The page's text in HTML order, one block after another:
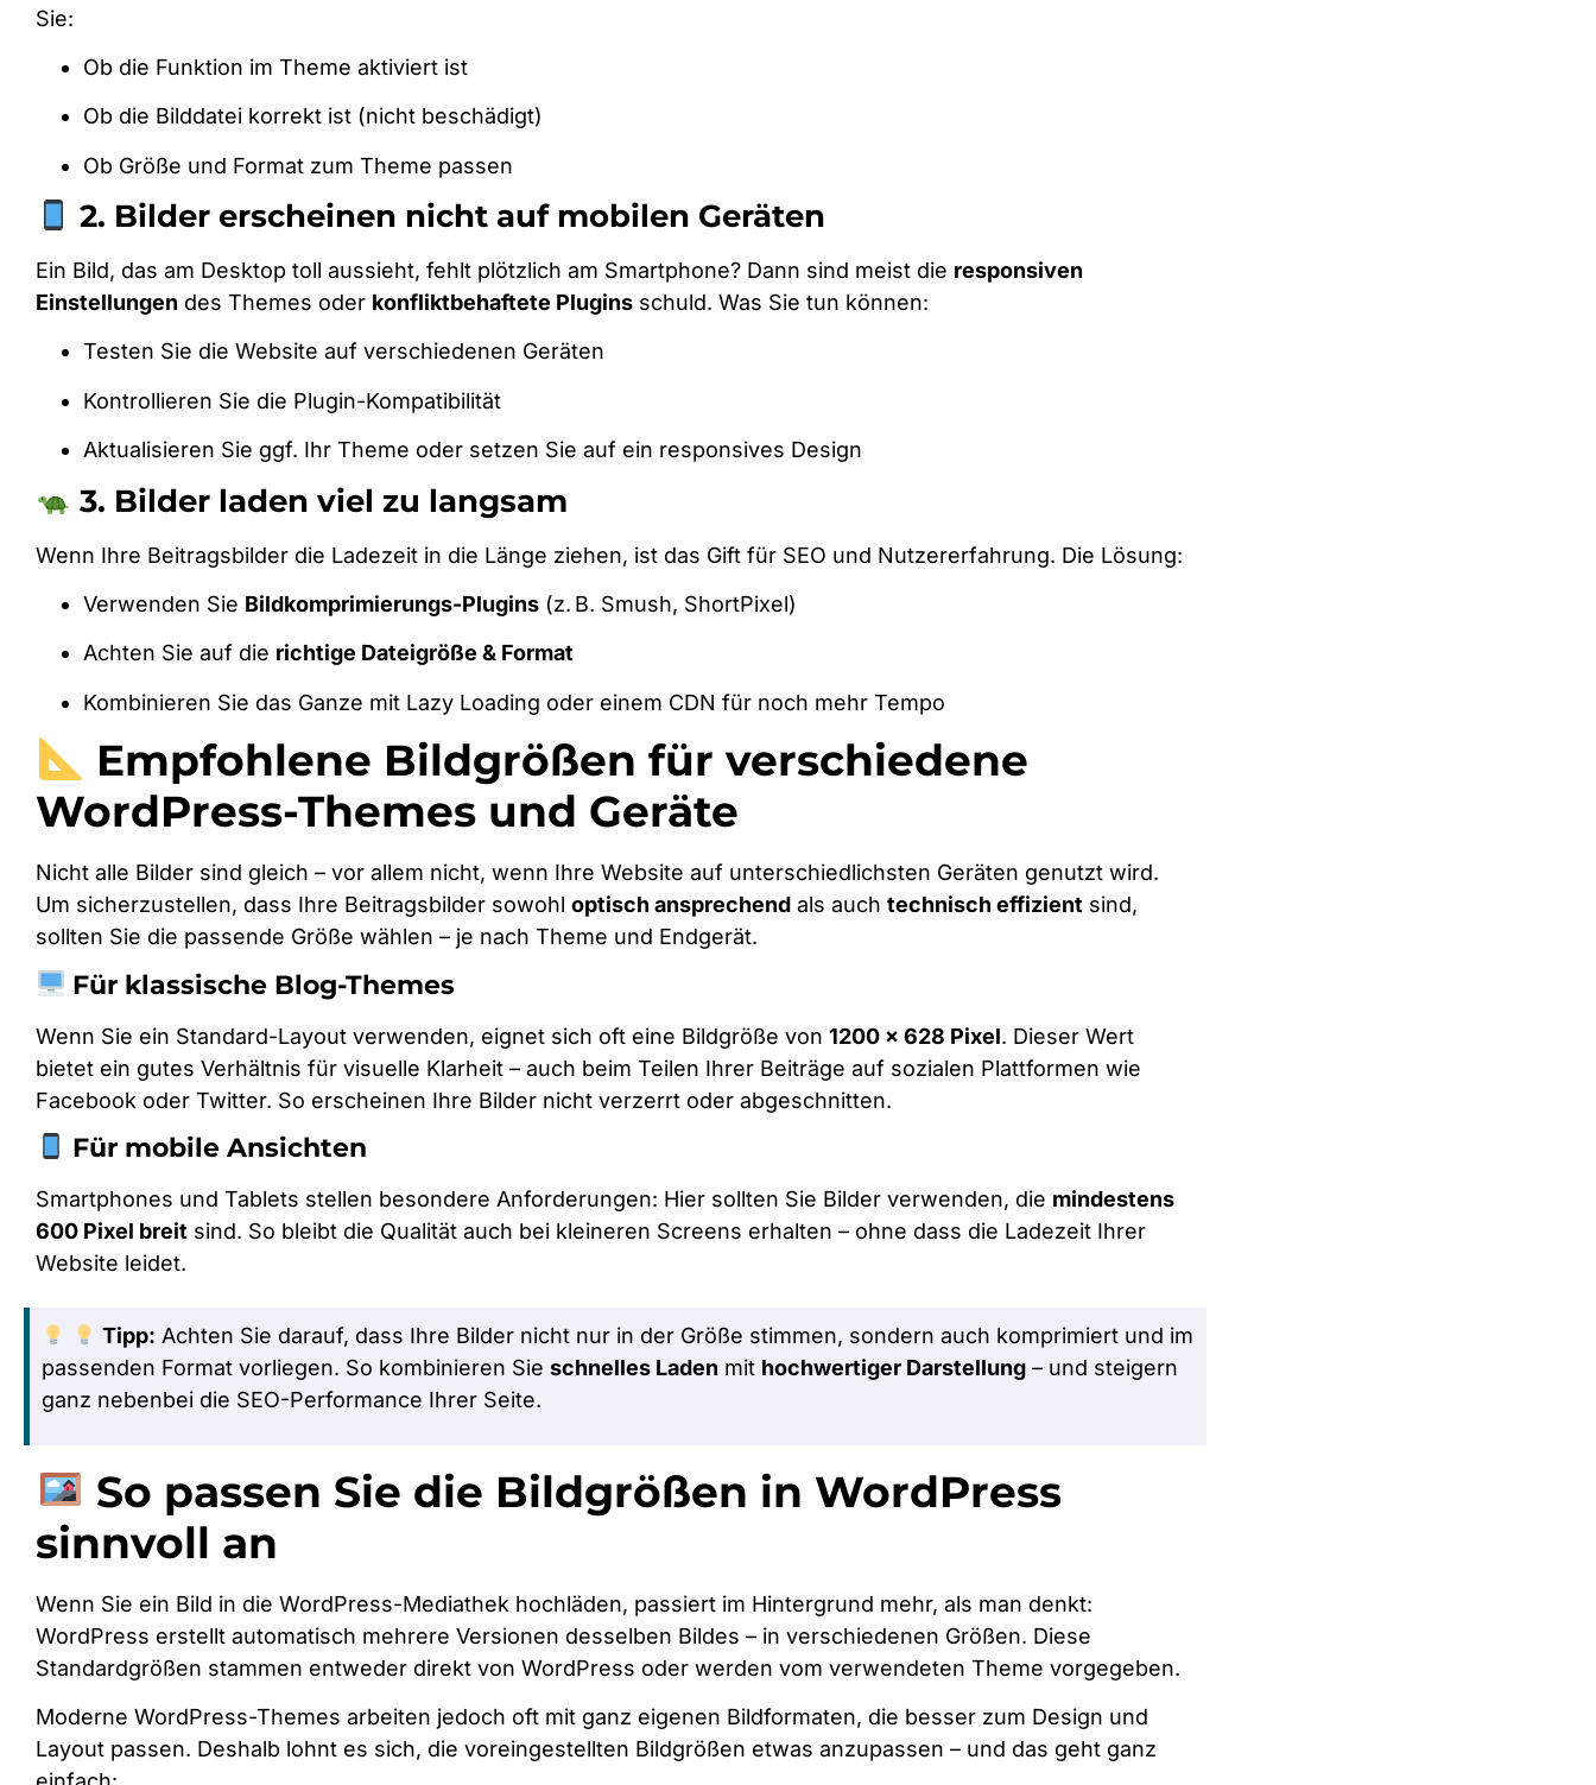
Sie:
Ob die Funktion im Theme aktiviert ist
Ob die Bilddatei korrekt ist (nicht beschädigt)
Ob Größe und Format zum Theme passen
2. Bilder erscheinen nicht auf mobilen Geräten
Ein Bild, das am Desktop toll aussieht, fehlt plötzlich am Smartphone? Dann sind meist die responsiven
Einstellungen des Themes oder konfliktbehaftete Plugins schuld. Was Sie tun können:
Testen Sie die Website auf verschiedenen Geräten
Kontrollieren Sie die Plugin-Kompatibilität
Aktualisieren Sie ggf. Ihr Theme oder setzen Sie auf ein responsives Design
3. Bilder laden viel zu langsam
Wenn Ihre Beitragsbilder die Ladezeit in die Länge ziehen, ist das Gift für SEO und Nutzererfahrung. Die Lösung:
Verwenden Sie Bildkomprimierungs-Plugins (z. B. Smush, ShortPixel)
Achten Sie auf die richtige Dateigröße & Format
Kombinieren Sie das Ganze mit Lazy Loading oder einem CDN für noch mehr Tempo
Empfohlene Bildgrößen für verschiedene
WordPress-Themes und Geräte
Nicht alle Bilder sind gleich – vor allem nicht, wenn Ihre Website auf unterschiedlichsten Geräten genutzt wird.
Um sicherzustellen, dass Ihre Beitragsbilder sowohl optisch ansprechend als auch technisch effizient sind,
sollten Sie die passende Größe wählen – je nach Theme und Endgerät.
Für klassische Blog-Themes
Wenn Sie ein Standard-Layout verwenden, eignet sich oft eine Bildgröße von 1200 × 628 Pixel. Dieser Wert
bietet ein gutes Verhältnis für visuelle Klarheit – auch beim Teilen Ihrer Beiträge auf sozialen Plattformen wie
Facebook oder Twitter. So erscheinen Ihre Bilder nicht verzerrt oder abgeschnitten.
Für mobile Ansichten
Smartphones und Tablets stellen besondere Anforderungen: Hier sollten Sie Bilder verwenden, die mindestens
600 Pixel breit sind. So bleibt die Qualität auch bei kleineren Screens erhalten – ohne dass die Ladezeit Ihrer
Website leidet.
Tipp: Achten Sie darauf, dass Ihre Bilder nicht nur in der Größe stimmen, sondern auch komprimiert und im
passenden Format vorliegen. So kombinieren Sie schnelles Laden mit hochwertiger Darstellung – und steigern
ganz nebenbei die SEO-Performance Ihrer Seite.
So passen Sie die Bildgrößen in WordPress
sinnvoll an
Wenn Sie ein Bild in die WordPress-Mediathek hochläden, passiert im Hintergrund mehr, als man denkt:
WordPress erstellt automatisch mehrere Versionen desselben Bildes – in verschiedenen Größen. Diese
Standardgrößen stammen entweder direkt von WordPress oder werden vom verwendeten Theme vorgegeben.
Moderne WordPress-Themes arbeiten jedoch oft mit ganz eigenen Bildformaten, die besser zum Design und
Layout passen. Deshalb lohnt es sich, die voreingestellten Bildgrößen etwas anzupassen – und das geht ganz